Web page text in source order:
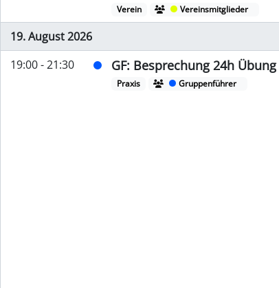
Verein Vereinsmitglieder
19. August 2026
19:00 - 21:30
GF: Besprechung 24h Übung
Praxis Gruppenführer